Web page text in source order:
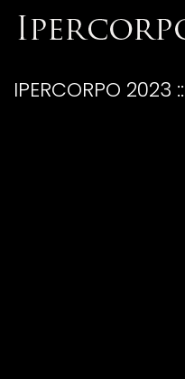
IPERCORPO 2023